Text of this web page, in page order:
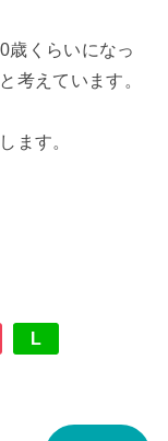
歳くらいになっ
考えています。
ます。
L